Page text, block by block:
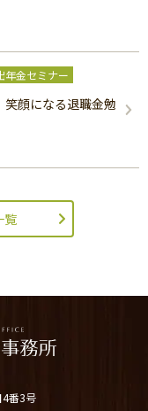
年金セミナー
笑顔になる退職金勉
覧
4番3号